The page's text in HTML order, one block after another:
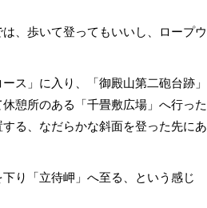
、歩いて登ってもいいし、ロープウ
ス」に入り、「御殿山第二砲台跡」
憩所のある「千畳敷広場」へ行った
る、なだらかな斜面を登った先にあ
り「立待岬」へ至る、という感じ